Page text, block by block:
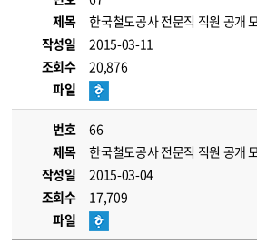
제목
한국철도공사 전문직 직원 공개
작성일
2015-03-11
조회수
20,876
파일
번호
66
제목
한국철도공사 전문직 직원 공개
작성일
2015-03-04
조회수
17,709
파일